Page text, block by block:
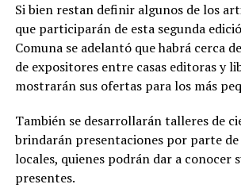
Si bien restan definir algunos de los
que participarán de esta segunda
Comuna se adelantó que habrá cerca
de expositores entre casas editoras y
mostrarán sus ofertas para los más
También se desarrollarán talleres de
brindarán presentaciones por parte
locales, quienes podrán dar a conocer
presentes.